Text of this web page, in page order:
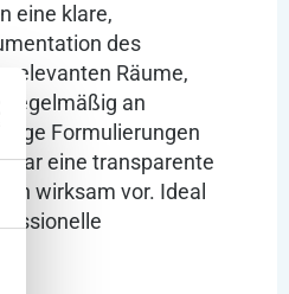
eine klare,
des
relevanten Räume,
regelmäßig an
Formulierungen
eine transparente
wirksam vor. Ideal